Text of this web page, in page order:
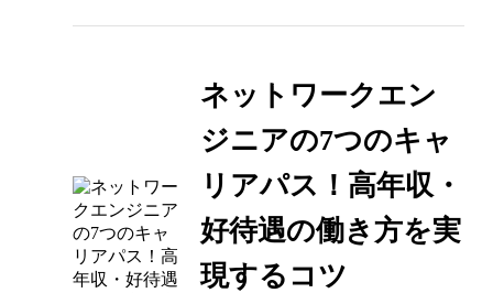
ネットワークエン
ジニアの7つのキャ
リアパス！高年収・
好待遇の働き方を実
現するコツ